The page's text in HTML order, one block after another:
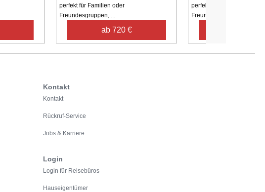
perfekt für Familien oder
Freundesgruppen, ...
ab 720 €
perfekt für Familien oder
Freundesgruppen, ...
Kontakt
Kontakt
Rückruf-Service
Jobs & Karriere
Login
Login für Reisebüros
Hauseigentümer